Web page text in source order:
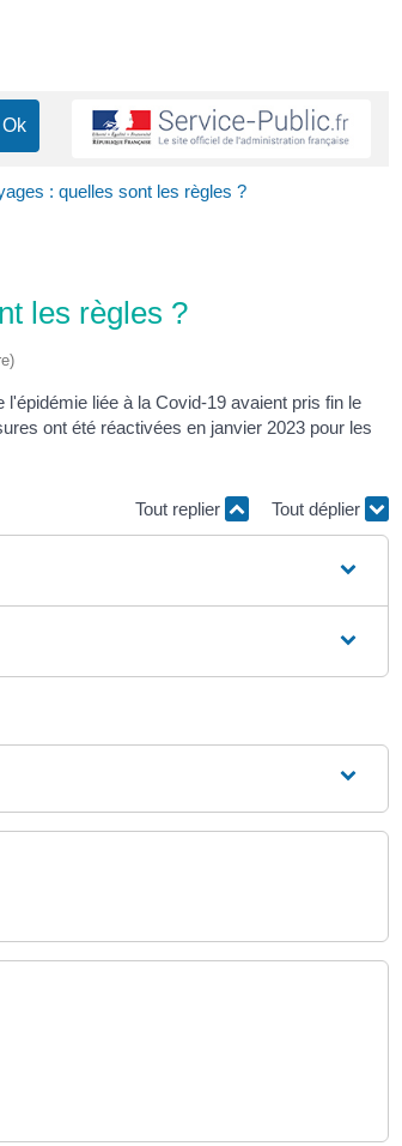
: quelles sont les règles ?
les règles ?
liée à la Covid-19 avaient pris fin le
ont été réactivées en janvier 2023 pour les
Tout replier Tout déplier